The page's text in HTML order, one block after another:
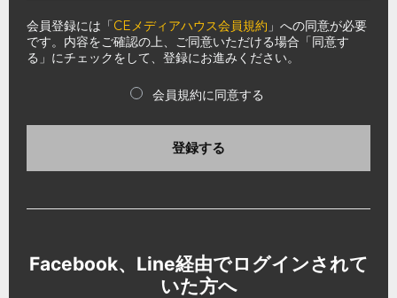
会員登録には「CEメディアハウス会員規約 」への同意が必要
です。内容をご確認の上、ご同意いただける場合「同意す
る」にチェックをして、登録にお進みください。
会員規約に同意する
登録する
Facebook、Line経由でログインされて
いた方へ